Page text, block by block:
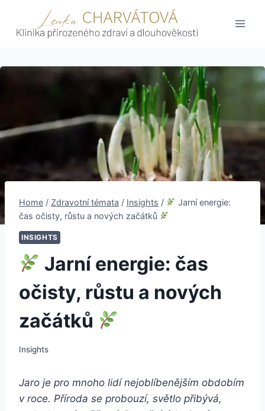
content
Home / Zdravotní témata / Insights /
Jarní energie:
čas očisty, růstu a nových začátků
INSIGHTS
Jarní energie: čas
očisty, růstu a nových
začátků
Insights
Jaro je pro mnoho lidí nejoblíbenějším obdobím
v roce. Příroda se probouzí, světlo přibývá,